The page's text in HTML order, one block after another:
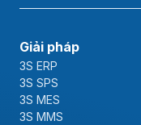
Giải pháp
3S ERP
3S SPS
3S MES
3S MMS